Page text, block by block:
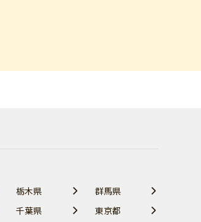
栃木県
群馬県
千葉県
東京都